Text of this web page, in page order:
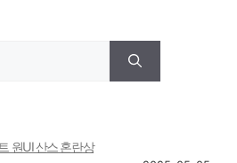
원UI 산스 혼란상